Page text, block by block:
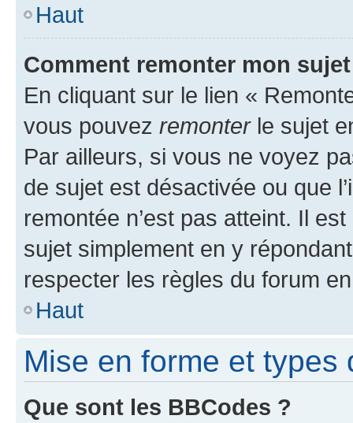
Haut
Comment remonter mon
En cliquant sur le lien «
vous pouvez remonterle sujet
Par ailleurs, si vous ne voyez
de sujet est désactivée ou que
remontée n’est pas atteint. Il
sujet simplement en y
respecter les règles du forum
Haut
Mise en forme et types
Que sont les BBCodes ?